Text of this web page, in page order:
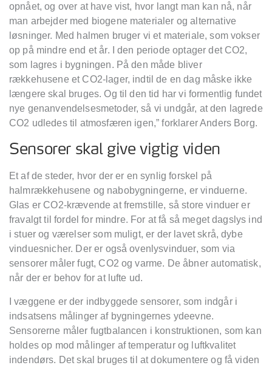
opnået, og over at have vist, hvor langt man kan nå, når
man arbejder med biogene materialer og alternative
løsninger. Med halmen bruger vi et materiale, som vokser
op på mindre end et år. I den periode optager det CO2,
som lagres i bygningen. På den måde bliver
rækkehusene et CO2-lager, indtil de en dag måske ikke
længere skal bruges. Og til den tid har vi formentlig fundet
nye genanvendelsesmetoder, så vi undgår, at den lagrede
CO2 udledes til atmosfæren igen,” forklarer Anders Borg.
Sensorer skal give vigtig viden
Et af de steder, hvor der er en synlig forskel på
halmrækkehusene og nabobygningerne, er vinduerne.
Glas er CO2-krævende at fremstille, så store vinduer er
fravalgt til fordel for mindre. For at få så meget dagslys ind
i stuer og værelser som muligt, er der lavet skrå, dybe
vinduesnicher. Der er også ovenlysvinduer, som via
sensorer måler fugt, CO2 og varme. De åbner automatisk,
når der er behov for at lufte ud.
I væggene er der indbyggede sensorer, som indgår i
indsatsens målinger af bygningernes ydeevne.
Sensorerne måler fugtbalancen i konstruktionen, som kan
holdes op mod målinger af temperatur og luftkvalitet
indendørs. Det skal bruges til at dokumentere og få viden